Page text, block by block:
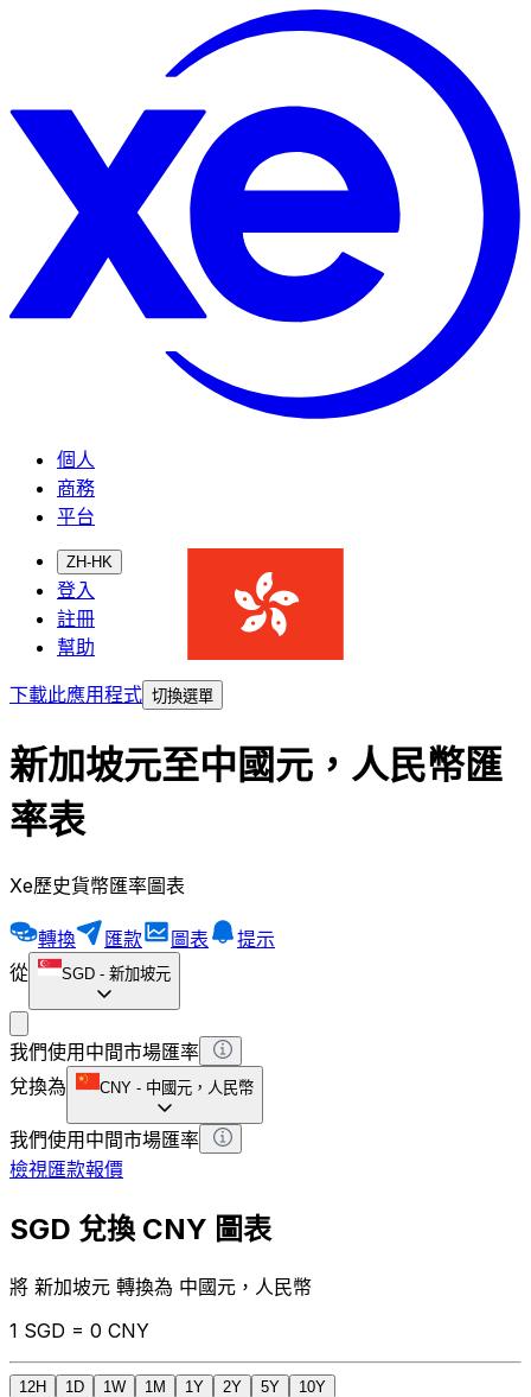
個人
商務
平台
ZH-HK
登入
註冊
幫助
下載此應用程式 切換選單
新加坡元至中國元，人民幣匯
率表
Xe歷史貨幣匯率圖表
轉換 匯款 圖表
提示
從
SGD - 新加坡元
我們使用中間市場匯率
兌換為
CNY - 中國元，人民幣
我們使用中間市場匯率
檢視匯款報價
SGD 兌換 CNY 圖表
將 新加坡元 轉換為 中國元，人民幣
1 SGD = 0 CNY
12H 1D 1W 1M 1Y 2Y 5Y 10Y